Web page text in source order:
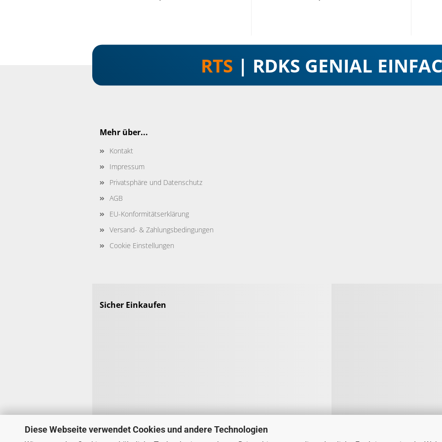
Diese Webseite verwendet Cookies und andere Technologien
RTS | RDKS GENIAL
Mehr über...
Kontakt
Impressum
Privatsphäre und Datenschutz
AGB
EU-Konformitätserklärung
Versand- & Zahlungsbedingungen
Cookie Einstellungen
Sicher Einkaufen